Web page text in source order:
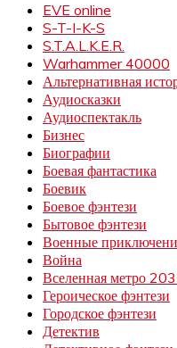
EVE online
S-T-I-K-S
S.T.A.L.K.E.R.
Warhammer 40000
Альтернативная
Аудиосказки
Аудиоспектакль
Бизнес
Биографии
Боевая фантастика
Боевик
Боевое фэнтези
Бытовое фэнтези
Военные
Война
Вселенная метро
Героическое фэнтези
Городское фэнтези
Детектив